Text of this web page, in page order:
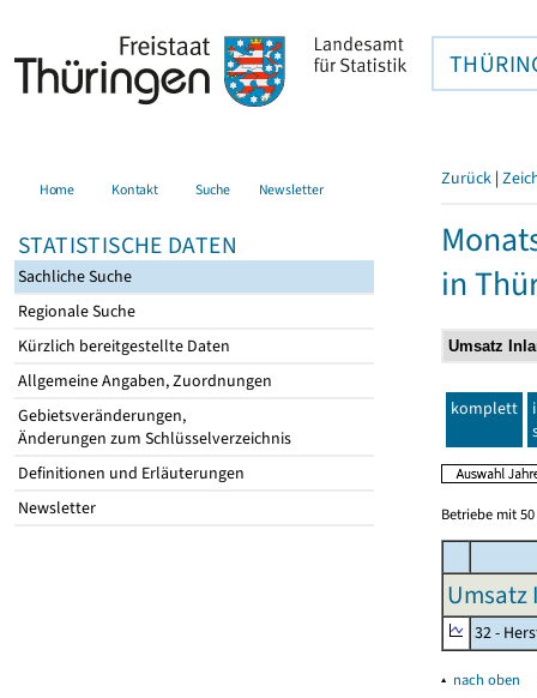
Home Kontakt Suche Newsletter
STATISTISCHE DATEN
Sachliche Suche
Regionale Suche
Kürzlich bereitgestellte Daten
Allgemeine Angaben, Zuordnungen
Gebietsveränderungen,
Änderungen zum Schlüsselverzeichnis
Definitionen und Erläuterungen
Newsletter
Zurück |
in
komplett
Betriebe mit
Umsatz
32 -
▴ nach oben